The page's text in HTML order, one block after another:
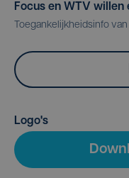
Focus en WTV willen
Toegankelijkheidsinfo
Logo's